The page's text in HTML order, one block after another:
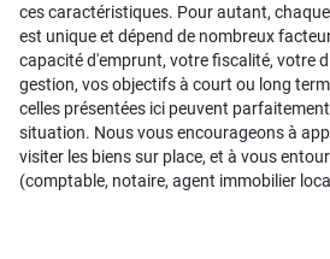
ces caractéristiques. Pour autant,
est unique et dépend de nombreux
capacité d'emprunt, votre fiscalité, votre
gestion, vos objectifs à court ou long
celles présentées ici peuvent
situation. Nous vous encourageons à
visiter les biens sur place, et à vous
(comptable, notaire, agent immobilier